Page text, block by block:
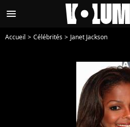
menu
Accueil Célébrités Janet Jackson